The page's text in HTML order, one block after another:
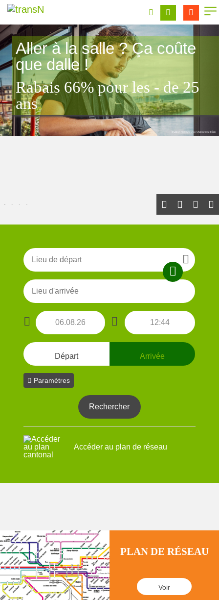
Départ Arrivée
Paramètres
Accéder au plan de réseau
PLAN DE RÉSEAU
Voir